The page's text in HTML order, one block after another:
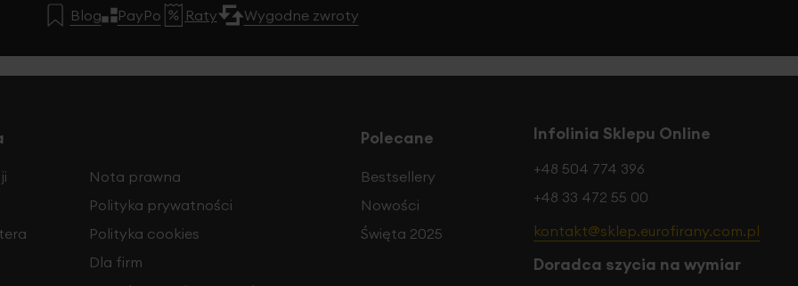
Blog PayPo Raty Wygodne zwroty
Nota prawna
Polityka prywatności
Polityka cookies
Dla firm
Polecane
Bestsellery
Nowości
Święta 2025
Infolinia Sklepu Online
+48 504 774 396
+48 33 472 55 00
kontakt@sklep.eurofirany.com.pl
Doradca szycia na wymiar